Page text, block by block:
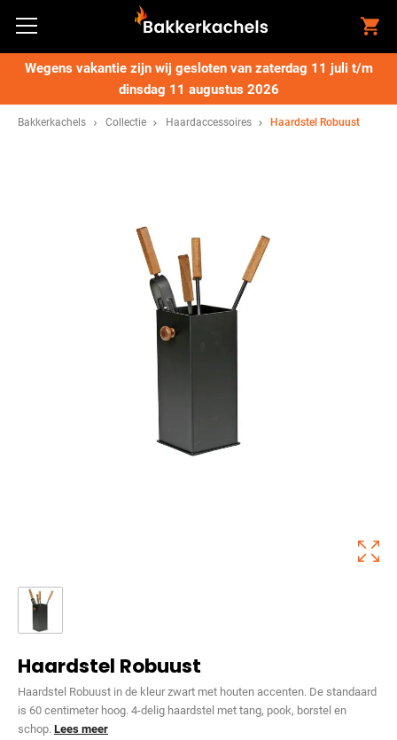
Wegens vakantie zijn wij gesloten van zaterdag 11 juli t/m
dinsdag 11 augustus 2026
Bakkerkachels Collectie Haardaccessoires Haardstel Robuust
Haardstel Robuust
Haardstel Robuust in de kleur zwart met houten accenten. De standaard
is 60 centimeter hoog. 4-delig haardstel met tang, pook, borstel en
schop. Lees meer